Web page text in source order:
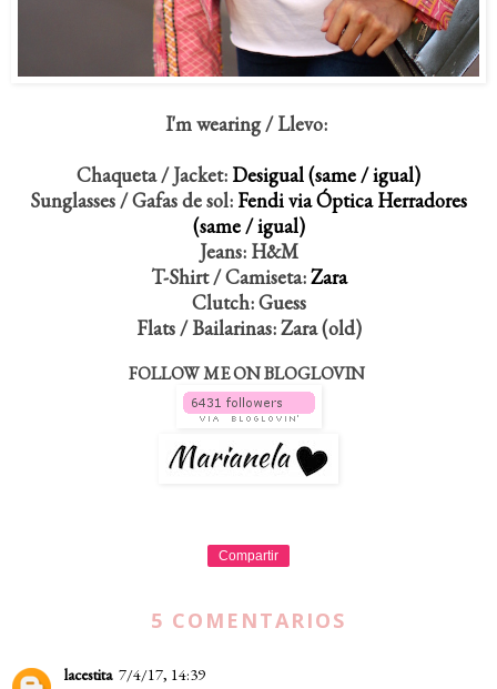
I'm wearing / Llevo:
Chaqueta / Jacket: Desigual (same / igual)
Sunglasses / Gafas de sol: Fendi via Óptica Herradores
(same / igual)
Jeans: H&M
T-Shirt / Camiseta:Zara
Clutch: Guess
Flats / Bailarinas: Zara (old)
FOLLOW ME ON BLOGLOVIN
Compartir
5 COMENTARIOS
lacestita 7/4/17, 14:39